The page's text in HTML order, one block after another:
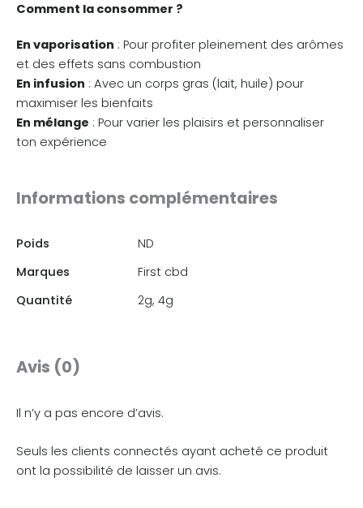
Comment la consommer ?
En vaporisation : Pour profiter pleinement des arômes
et des effets sans combustion
En infusion : Avec un corps gras (lait, huile) pour
maximiser les bienfaits
En mélange : Pour varier les plaisirs et personnaliser
ton expérience
Informations complémentaires
Poids
ND
Marques
First cbd
Quantité
2g, 4g
Avis (0)
Il n’y a pas encore d’avis.
Seuls les clients connectés ayant acheté ce produit
ont la possibilité de laisser un avis.